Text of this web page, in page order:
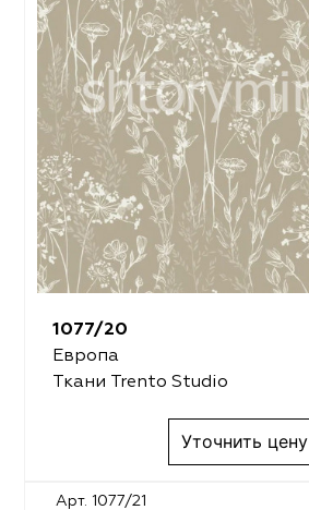
1077/20
Европа
Ткани Trento Studio
Уточнить цену
Арт. 1077/21